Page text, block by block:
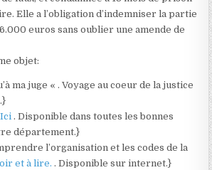
Elle a l’obligation d’indemniser la partie
euros sans oublier une amende de
objet:
ma juge « . Voyage au coeur de la justice
.}
Ici. Disponible dans toutes les bonnes
département.}
l’organisation et les codes de la
et à lire.. Disponible sur internet.}